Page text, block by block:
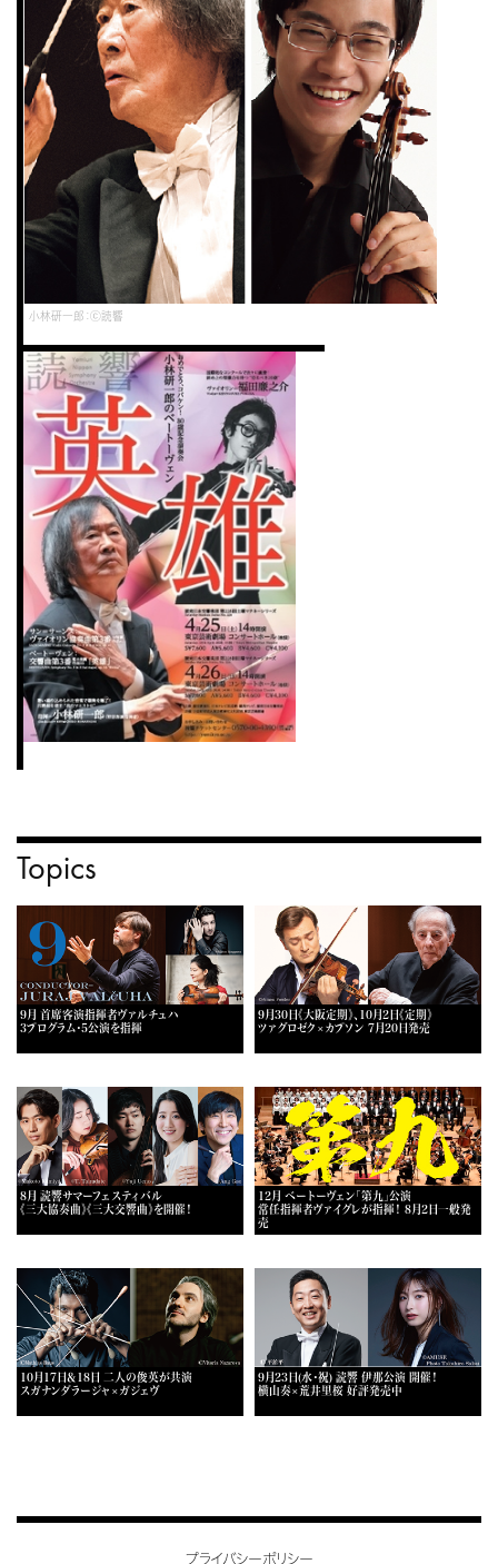
小林研一郎：ⓒ読響
Topics
9月 首席客演指揮者ヴァルチュハ
3プログラム・5公演を指揮
9月30日《大阪定期》、10月2日《定期》
ツァグロゼク×カプソン 7月20日発売
8月 読響サマーフェスティバル
《三大協奏曲》《三大交響曲》を開催！
12月 ベートーヴェン「第九」公演
常任指揮者ヴァイグレが指揮！ 8月2日一般発
売
10月17日＆18日 二人の俊英が共演
スガナンダラージャ×ガジェヴ
9月23日(水・祝) 読響 伊那公演 開催！
横山奏×荒井里桜 好評発売中
プライバシーポリシー